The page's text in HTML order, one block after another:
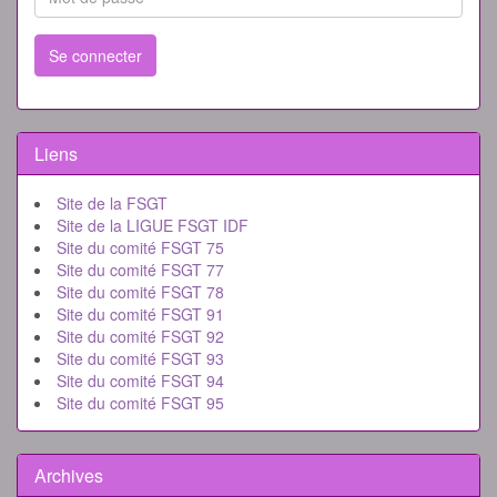
Se connecter
Liens
Site de la FSGT
Site de la LIGUE FSGT IDF
Site du comité FSGT 75
Site du comité FSGT 77
Site du comité FSGT 78
Site du comité FSGT 91
Site du comité FSGT 92
Site du comité FSGT 93
Site du comité FSGT 94
Site du comité FSGT 95
Archives